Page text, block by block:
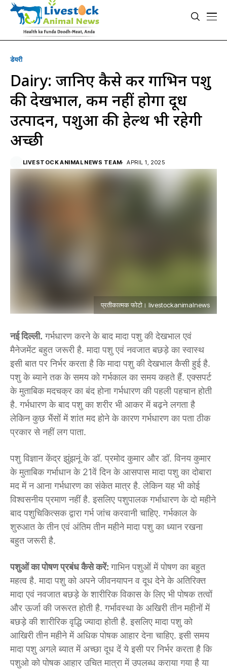
डेयरी
Dairy: जानिए कैसे करें गाभिन पशु
की देखभाल, कम नहीं होगा दूध
उत्पादन, पशुओं की हेल्थ भी रहेगी
अच्छी
LIVESTOCK ANIMAL NEWS TEAM APRIL 1, 2025
प्रतीकात्मक फोटो। livestockanimalnews
नई दिल्ली. गर्भधारण करने के बाद मादा पशु की देखभाल एवं
मैनेजमेंट बहुत जरूरी है. मादा पशु एवं नवजात बछड़े का स्वास्थ
इसी बात पर निर्भर करता है कि मादा पशु की देखभाल कैसी हुई है.
पशु के ब्याने तक के समय को गर्भकाल का समय कहते हैं. एक्सपर्ट
के मुताबिक मदचक्र का बंद होना गर्भधारण की पहली पहचान होती
है. गर्भधारण के बाद पशु का शरीर भी आकर में बढ़ने लगता है
लेकिन कुछ भैंसों में शांत मद होने के कारण गर्भधारण का पता ठीक
प्रकार से नहीं लग पाता.
पशु विज्ञान केंद्र झुंझनूं के डॉ. प्रमोद कुमार और डॉ. विनय कुमार
के मुताबिक गर्भाधान के 21वें दिन के आसपास मादा पशु का दोबारा
मद में न आना गर्भधारण का संकेत मात्र है. लेकिन यह भी कोई
विश्वसनीय प्रमाण नहीं है. इसलिए पशुपालक गर्भाधारण के दो महीने
बाद पशुचिकित्सक द्वारा गर्भ जांच करवानी चाहिए. गर्भकाल के
शुरुआत के तीन एवं अंतिम तीन महीने मादा पशु का ध्यान रखना
बहुत जरूरी है.
पशुओं का पोषण प्रबंध कैसे करें:गाभिन पशुओं में पोषण का बहुत
महत्व है. मादा पशु को अपने जीवनयापन व दूध देने के अतिरिक्त
मादा एवं नवजात बछड़े के शारीरिक विकास के लिए भी पोषक तत्वों
और ऊर्जा की जरूरत होती है. गर्भावस्था के अखिरी तीन महीनों में
बछड़े की शारीरिक वृद्धि ज्यादा होती है. इसलिए मादा पशु को
आखिरी तीन महीने में अधिक पोषक आहार देना चाहिए. इसी समय
मादा पशु अगले ब्यात में अच्छा दूध दें ये इसी पर निर्भर करता है कि
पशुओ को पोषक आहार उचित मात्रा में उपलब्ध कराया गया है या